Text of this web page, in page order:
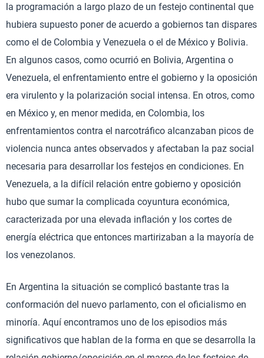
la programación a largo plazo de un festejo continental que
hubiera supuesto poner de acuerdo a gobiernos tan dispares
como el de Colombia y Venezuela o el de México y Bolivia.
En algunos casos, como ocurrió en Bolivia, Argentina o
Venezuela, el enfrentamiento entre el gobierno y la oposición
era virulento y la polarización social intensa. En otros, como
en México y, en menor medida, en Colombia, los
enfrentamientos contra el narcotráfico alcanzaban picos de
violencia nunca antes observados y afectaban la paz social
necesaria para desarrollar los festejos en condiciones. En
Venezuela, a la difícil relación entre gobierno y oposición
hubo que sumar la complicada coyuntura económica,
caracterizada por una elevada inflación y los cortes de
energía eléctrica que entonces martirizaban a la mayoría de
los venezolanos.
En Argentina la situación se complicó bastante tras la
conformación del nuevo parlamento, con el oficialismo en
minoría. Aquí encontramos uno de los episodios más
significativos que hablan de la forma en que se desarrolla la